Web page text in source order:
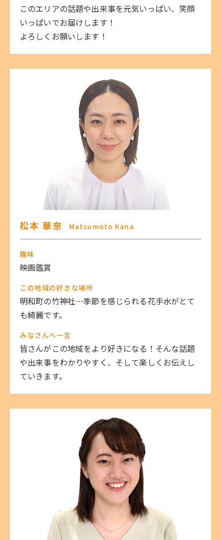
このエリアの話題や出来事を元気いっぱい、笑顔
いっぱいでお届けします！
よろしくお願いします！
松本 華奈 Matsumoto Kana
趣味
映画鑑賞
この地域の好きな場所
明和町の竹神社…季節を感じられる花手水がとて
も綺麗です。
みなさんへ一言
皆さんがこの地域をより好きになる！そんな話題
や出来事をわかりやすく、そして楽しくお伝えし
ていきます。